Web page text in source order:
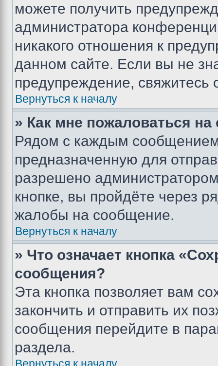
можете получить
администратора
никакого отношения к
данном сайте. Если вы не
предупреждение,
Вернуться к началу
» Как мне пожаловаться
Рядом с каждым сообщением
предназначенную для
разрешено
кнопке, вы пройдёте через
жалобы на сообщение.
Вернуться к началу
» Что означает кнопка
сообщения?
Эта кнопка позволяет вам
закончить и отправить их
сообщения перейдите в
раздела.